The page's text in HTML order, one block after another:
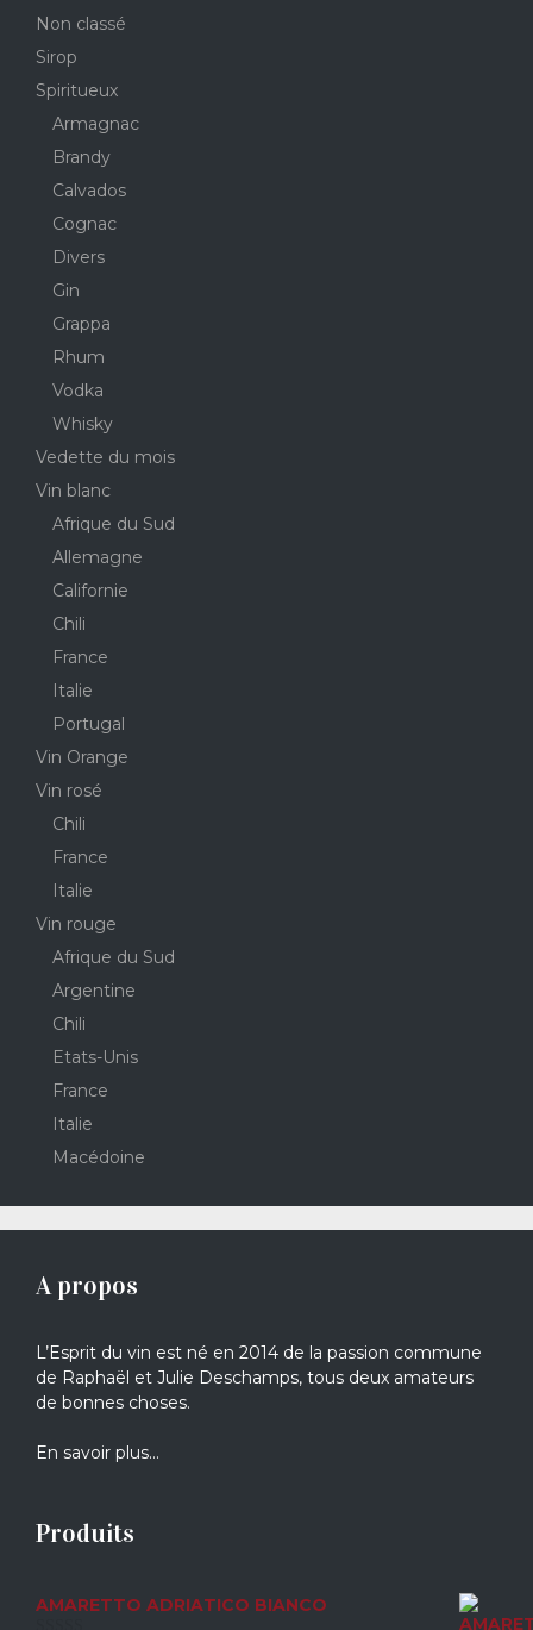
Non classé
Sirop
Spiritueux
Armagnac
Brandy
Calvados
Cognac
Divers
Gin
Grappa
Rhum
Vodka
Whisky
Vedette du mois
Vin blanc
Afrique du Sud
Allemagne
Californie
Chili
France
Italie
Portugal
Vin Orange
Vin rosé
Chili
France
Italie
Vin rouge
Afrique du Sud
Argentine
Chili
Etats-Unis
France
Italie
Macédoine
A propos
L’Esprit du vin est né en 2014 de la passion commune
de Raphaël et Julie Deschamps, tous deux amateurs
de bonnes choses.
En savoir plus…
Produits
AMARETTO ADRIATICO BIANCO